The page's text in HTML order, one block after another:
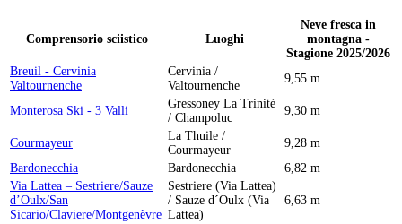
Comprensorio sciistico Luoghi
Neve fresca in
montagna -
Stagione 2025/2026
Breuil - Cervinia
Valtournenche
Cervinia /
Valtournenche
9,55 m
Monterosa Ski - 3 Valli
Gressoney La Trinité
/ Champoluc
9,30 m
Courmayeur
La Thuile /
Courmayeur
9,28 m
Bardonecchia
Bardonecchia
6,82 m
Via Lattea – Sestriere/Sauze
d’Oulx/San
Sicario/Claviere/Montgenèvre
Sestriere (Via Lattea)
/ Sauze d´Oulx (Via
Lattea)
6,63 m